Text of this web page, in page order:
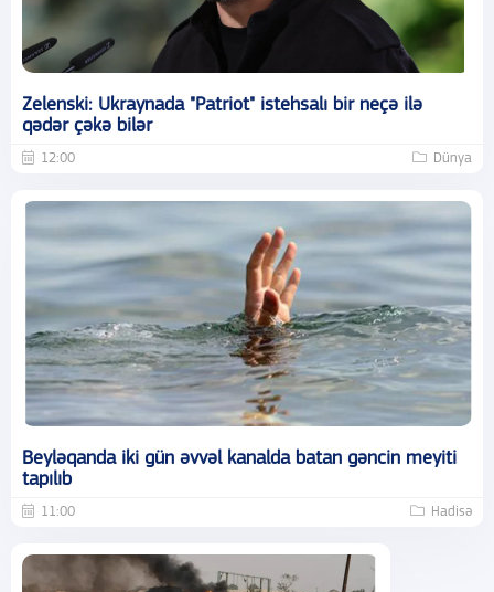
Zelenski: Ukraynada "Patriot" istehsalı bir neçə ilə
qədər çəkə bilər
12:00 Dünya
Beyləqanda iki gün əvvəl kanalda batan gəncin meyiti
tapılıb
11:00 Hadisə